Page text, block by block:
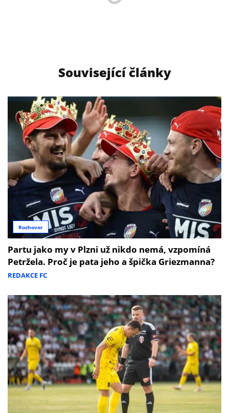
Související články
Rozhovor
Partu jako my v Plzni už nikdo nemá, vzpomíná
Petržela. Proč je pata jeho a špička Griezmanna?
REDAKCE FC